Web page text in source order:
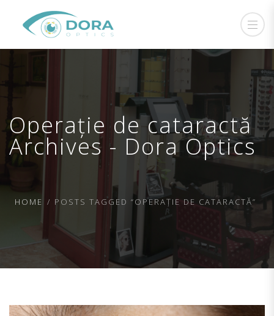
Operație de cataractă
Archives - Dora Optics
HOME POSTS TAGGED “OPERAȚIE DE CATARACTĂ”